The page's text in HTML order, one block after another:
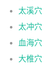
太溪穴
太冲穴
血海穴
大椎穴